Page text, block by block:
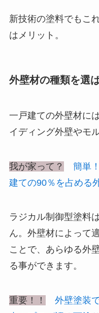
新技術の塗料でもこ
はメリット。
外壁材の種類を選
一戸建ての外壁材に
イディング外壁やモ
我が家って？
簡単
建ての90％を占める
ラジカル制御型塗料
ん。外壁材によって
ことで、あらゆる外
る事ができます。
重要！！
外壁塗装